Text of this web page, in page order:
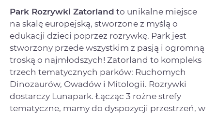
Park Rozrywki Zatorland to unikalne miejsce
na skalę europejską, stworzone z myślą o
edukacji dzieci poprzez rozrywkę. Park jest
stworzony przede wszystkim z pasją i ogromną
troską o najmłodszych! Zatorland to kompleks
trzech tematycznych parków: Ruchomych
Dinozaurów, Owadów i Mitologii. Rozrywki
dostarczy Lunapark. Łącząc 3 rożne strefy
tematyczne, mamy do dyspozycji przestrzeń, w